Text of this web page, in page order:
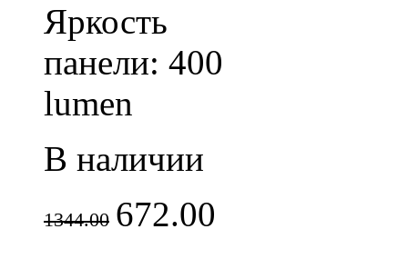
Яркость
панели: 400
lumen
В наличии
1344.00 672.00